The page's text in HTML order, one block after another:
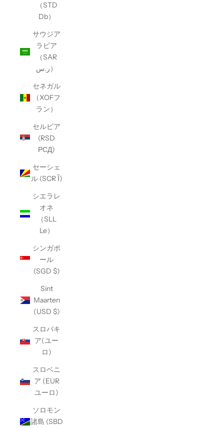
（STD
Db）
サウジア
ラビア
（SAR
ر.س）
セネガル
（XOFフ
ラン）
セルビア
(RSD
РСД)
セーシェ
ル (SCR Ȉ)
シエラレ
オネ
（SLL
Le）
シンガポ
ール
(SGD $)
Sint
Maarten
(USD $)
スロバキ
ア(ユー
ロ)
スロベニ
ア (EUR
ユーロ)
ソロモン
諸島 (SBD